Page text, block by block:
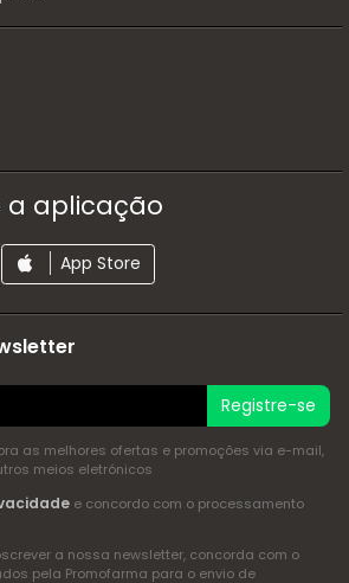
a aplicação
App Store
Registre-se
as melhores ofertas e promoções via e-mail,
meios eletrónicos
e concordo com o processamento
a nossa newsletter, concorda com o
pela Promofarma para o envio de